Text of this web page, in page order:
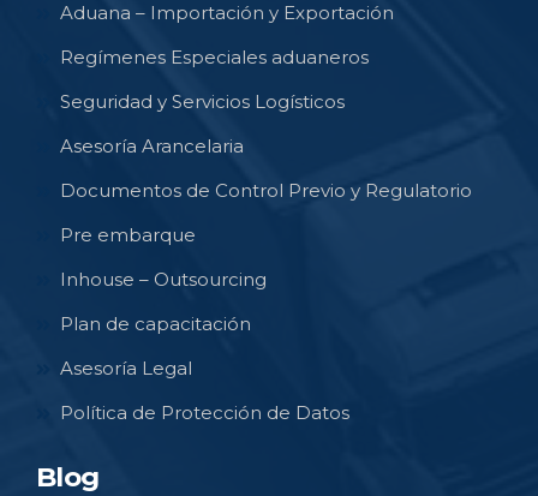
Aduana – Importación y Exportación
Regímenes Especiales aduaneros
Seguridad y Servicios Logísticos
Asesoría Arancelaria
Documentos de Control Previo y Regulatorio
Pre embarque
Inhouse – Outsourcing
Plan de capacitación
Asesoría Legal
Política de Protección de Datos
Blog